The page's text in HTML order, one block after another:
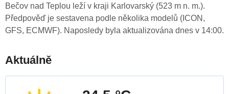
Bečov nad Teplou leží v kraji Karlovarský (523 m n. m.).
Předpověď je sestavena podle několika modelů (ICON,
GFS, ECMWF). Naposledy byla aktualizována dnes v 14:00.
Aktuálně